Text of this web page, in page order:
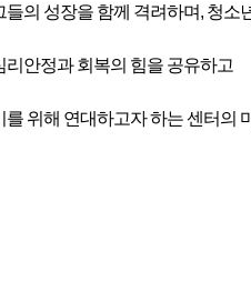
들의 성장을 함께 격려하며, 청소
리안정과 회복의 힘을 공유하고
를 위해 연대하고자 하는 센터의